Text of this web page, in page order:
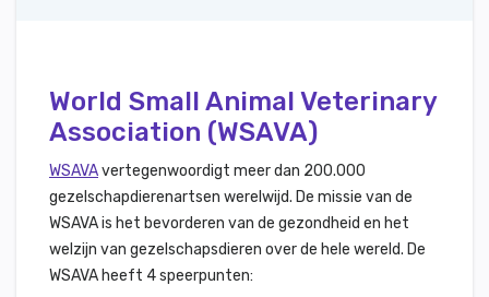
World Small Animal Veterinary
Association (WSAVA)
WSAVAvertegenwoordigt meer dan 200.000
gezelschapdierenartsen werelwijd. De missie van de
WSAVA is het bevorderen van de gezondheid en het
welzijn van gezelschapsdieren over de hele wereld. De
WSAVA heeft 4 speerpunten: